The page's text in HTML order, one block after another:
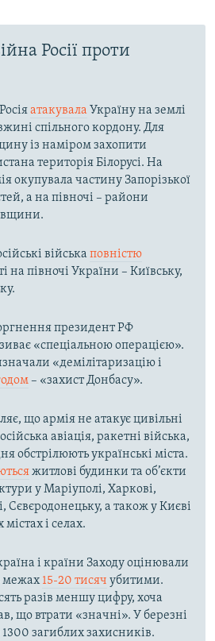
Росії проти
атакувала Україну на землі
спільного кордону. Для
із наміром захопити
територія Білорусі. На
окупувала частину Запорізької
а на півночі – райони
війська повністю
на півночі України – Київську,
президент РФ
«спеціальною операцією».
«демілітаризацію і
– «захист Донбасу».
що армія не атакує цивільні
авіація, ракетні війська,
обстрілюють українські міста.
житлові будинки та об’єкти
у Маріуполі, Харкові,
Сєвєродонецьку, а також у Києві
і селах.
і країни Заходу оцінювали
межах 15-20 тисяч убитими.
разів меншу цифру, хоча
що втрати «значні». У березні
загиблих захисників.